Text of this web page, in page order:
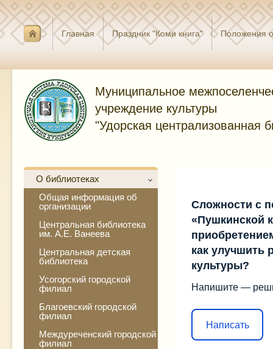
Главная Праздник "Коми книга" Положения
Муниципальное
учреждение культуры
"Удорская централизованная
О библиотеках
Общая информация об
организации
Центральная библиотека
им. А.Е. Ванеева
Центральная детская
библиотека
Усогорский городской
филиал
Благоевский городской
филиал
Междуреченский городской
филиал
Сложности с
«Пушкинской
как улучшить
культуры?
Напишите —
Написать